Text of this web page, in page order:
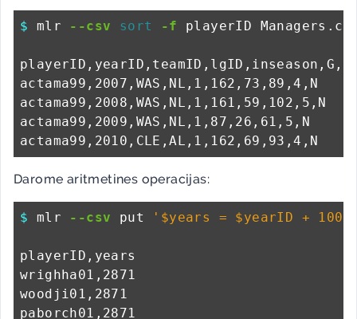
$ mlr --csv sort -f playerID
actama99,2007,WAS,NL,1,162,73,89,4,N
actama99,2008,WAS,NL,1,161,59,102,5,N
actama99,2009,WAS,NL,1,87,26,61,5,N
Darome aritmetines operacijas:
$ mlr --csv put '$years = $yearID +
playerID,years
wrighha01,2871
woodji01,2871
paborch01,2871